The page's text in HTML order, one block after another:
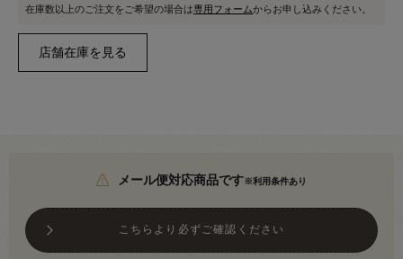
在庫数以上のご注文をご希望の場合は専用フォームからお申し込みください。
メール便対応商品です※利用条件あり
こちらより必ずご確認ください